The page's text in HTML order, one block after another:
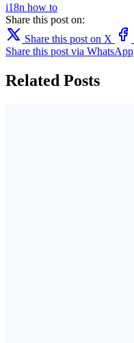
i18n how to
Share this post on:
Share this post on X
Share this post via WhatsApp
Related Posts